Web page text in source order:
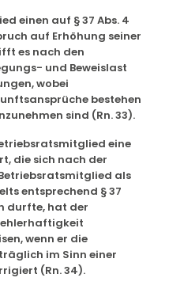
einen auf § 37 Abs. 4
auf Erhöhung seiner
es nach den
und Beweislast
wobei
bestehen
sind (Rn. 33).
eine
die sich nach der
als
entsprechend § 37
durfte, hat der
wenn er die
im Sinn einer
(Rn. 34).